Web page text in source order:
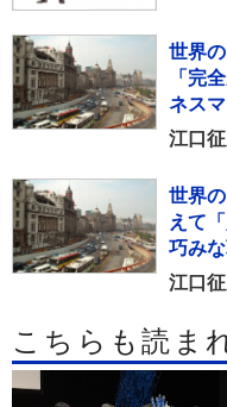
世界
「完
ネス
江口
世界
えて
巧み
江口
こちらも読ま